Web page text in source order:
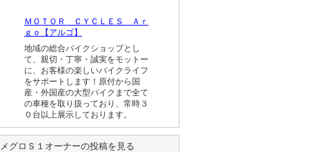
ＭＯＴＯＲ ＣＹＣＬＥＳ Ａｒ
ｇｏ【アルゴ】
地域の総合バイクショップとし
て、親切・丁寧・誠実をモットー
に、お客様の楽しいバイクライフ
をサポートします！原付から国
産・外国産の大型バイクまで全て
の車種を取り扱っており、常時３
０台以上展示しております。
メグロＳ１ オーナーの投稿を見る